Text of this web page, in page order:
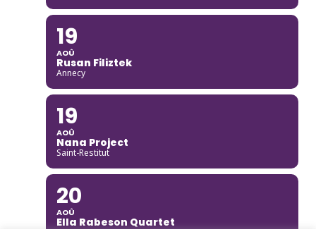
19
AOÛ
Rusan Filiztek
Annecy
19
AOÛ
Nana Project
Saint-Restitut
20
AOÛ
Ella Rabeson Quartet
Annecy